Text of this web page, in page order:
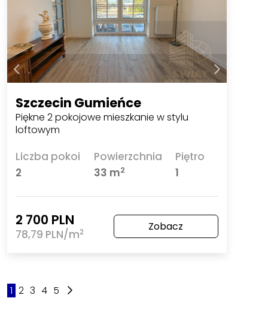
Szczecin Gumieńce
Piękne 2 pokojowe mieszkanie w stylu
loftowym
Liczba pokoi
2
Powierzchnia
33 m2
Piętro
1
2 700 PLN
78,79 PLN/m2 Zobacz
1 2 3 4 5